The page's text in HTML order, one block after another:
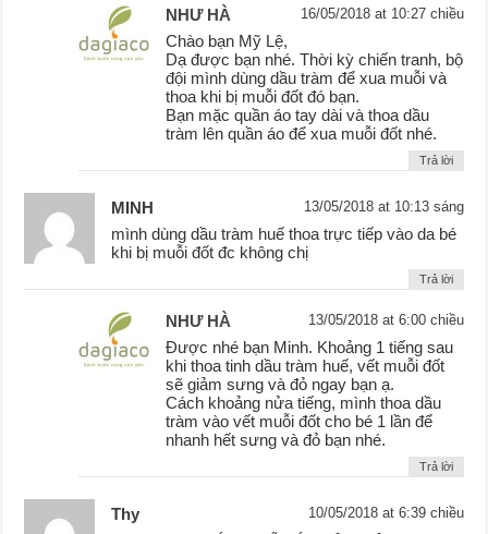
NHƯ HÀ 16/05/2018 at 10:27 chiều
Chào bạn Mỹ Lệ,
Dạ được bạn nhé. Thời kỳ chiến tranh, bộ
đội mình dùng dầu tràm để xua muỗi và
thoa khi bị muỗi đốt đó bạn.
Bạn mặc quần áo tay dài và thoa dầu
tràm lên quần áo để xua muỗi đốt nhé.
Trả lời
MINH 13/05/2018 at 10:13 sáng
mình dùng dầu tràm huế thoa trực tiếp vào da bé
khi bị muỗi đốt đc không chị
Trả lời
NHƯ HÀ 13/05/2018 at 6:00 chiều
Được nhé bạn Minh. Khoảng 1 tiếng sau
khi thoa tinh dầu tràm huế, vết muỗi đốt
sẽ giảm sưng và đỏ ngay bạn ạ.
Cách khoảng nửa tiếng, mình thoa dầu
tràm vào vết muỗi đốt cho bé 1 lần để
nhanh hết sưng và đỏ bạn nhé.
Trả lời
Thy 10/05/2018 at 6:39 chiều